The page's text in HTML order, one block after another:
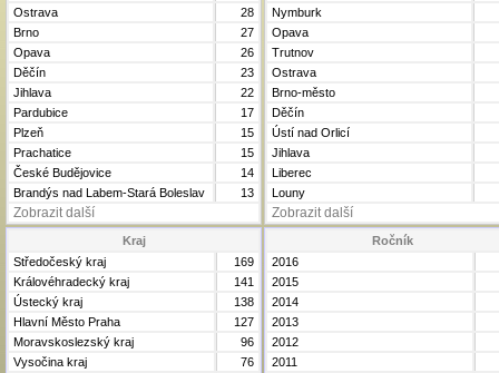
Ostrava
28
Brno
27
Opava
26
Děčín
23
Jihlava
22
Pardubice
17
Plzeň
15
Prachatice
15
České Budějovice
14
Brandýs nad Labem-Stará Boleslav
13
Zobrazit další
Nymburk
Opava
Trutnov
Ostrava
Brno-město
Děčín
Ústí nad Orlicí
Jihlava
Liberec
Louny
Zobrazit další
Kraj
Středočeský kraj
169
Královéhradecký kraj
141
Ústecký kraj
138
Hlavní Město Praha
127
Moravskoslezský kraj
96
Vysočina kraj
76
Ročník
2016
2015
2014
2013
2012
2011